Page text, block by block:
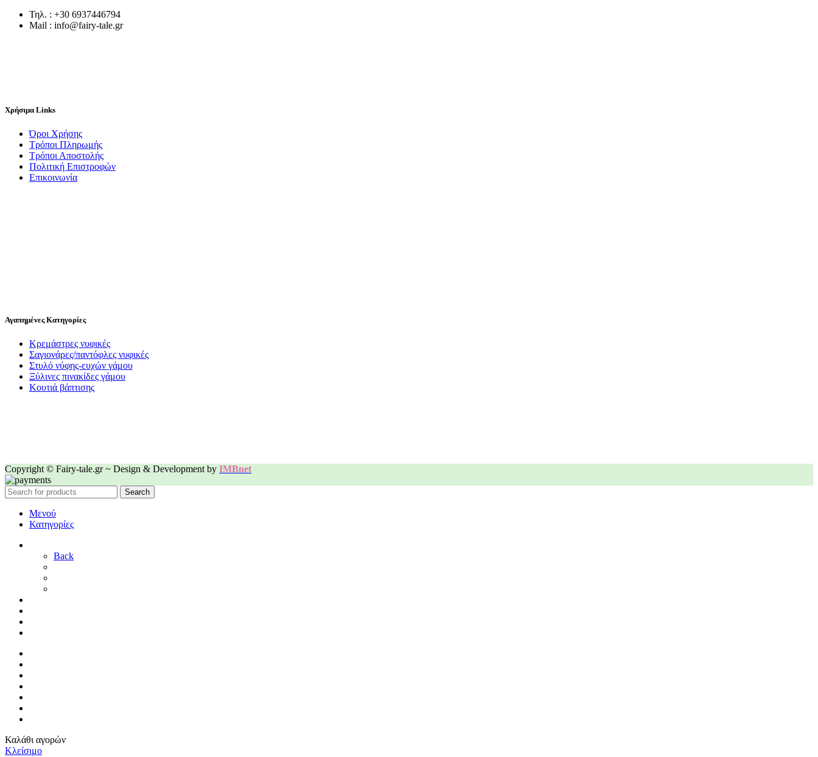
Τηλ. : +30 6937446794
Mail : info@fairy-tale.gr
Χρήσιμα Links
Όροι Χρήσης
Τρόποι Πληρωμής
Τρόποι Αποστολής
Πολιτική Επιστροφών
Επικοινωνία
Αγαπημένες Κατηγορίες
Κρεμάστρες νυφικές
Σαγιονάρες/παντόφλες νυφικές
Στυλό νύφης-ευχών γάμου
Ξύλινες πινακίδες γάμου
Κουτιά βάπτισης
Copyright © Fairy-tale.gr ~ Design & Development by IMBnet
Search
Μενού
Κατηγορίες
Back
Καλάθι αγορών
Κλείσιμο